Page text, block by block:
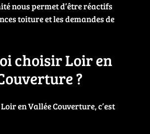
nous permet d’être réactifs
toiture et les demandes de
choisir Loir en
?
en Vallée Couverture, c’est